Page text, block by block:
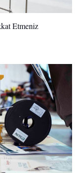
Etmeniz